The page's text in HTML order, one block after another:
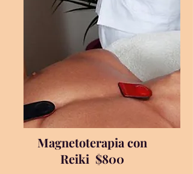
Magnetoterapia con
Reiki $800